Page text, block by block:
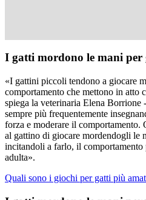
I gatti mordono le mani per
«I gattini piccoli tendono a giocare
comportamento che mettono in atto
spiega la veterinaria Elena Borrione
sempre più frequentemente
forza e moderare il
al gattino di giocare mordendogli le
incitandoli a farlo, il comportamento
adulta».
Quali sono i giochi per gatti più